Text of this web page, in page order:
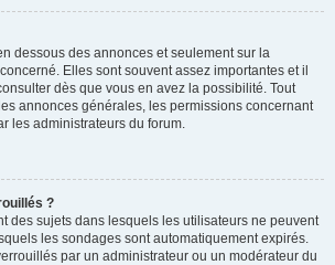
dessous des annonces et seulement sur la
Elles sont souvent assez importantes et il
dès que vous en avez la possibilité. Tout
annonces générales, les permissions concernant
les administrateurs du forum.
?
des sujets dans lesquels les utilisateurs ne peuvent
les sondages sont automatiquement expirés.
par un administrateur ou un modérateur du